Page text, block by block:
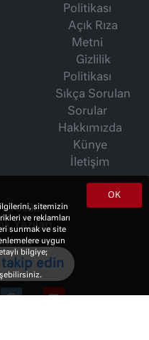
Politikası
Açık Rıza
Metni
Gizlilik
Politikası
Sıkça Sorulan
Sorular
Hakkımızda
Künye
İletişim
Yazıları
OK
sitemizin
ve reklamları
sunmak ve site
uygun
bilgiye;
takip edin